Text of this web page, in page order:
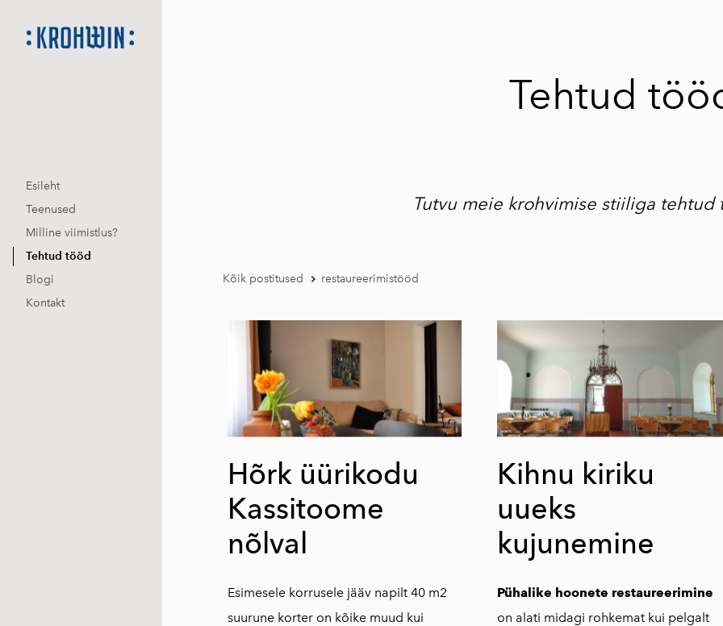
Esileht
Teenused
Milline viimistlus?
Tehtud tööd
Blogi
Kontakt
Tehtud
Tutvu meie krohvimise stiiliga tehtud
Kõik postitused restaureerimistööd
Hõrk üürikodu
Kassitoome
nõlval
Esimesele korrusele jääv napilt 40 m2
suurune korter on kõike muud kui
Kihnu kiriku
uueks
kujunemine
Pühalike hoonete restaureerimine
on alati midagi rohkemat kui pelgalt